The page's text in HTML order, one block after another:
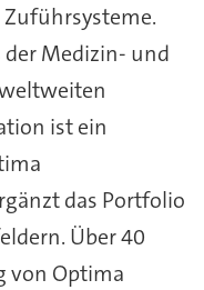
Medizin- und
ist ein
das Portfolio
Über 40
von Optima